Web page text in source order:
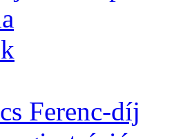
Ferenc-díj